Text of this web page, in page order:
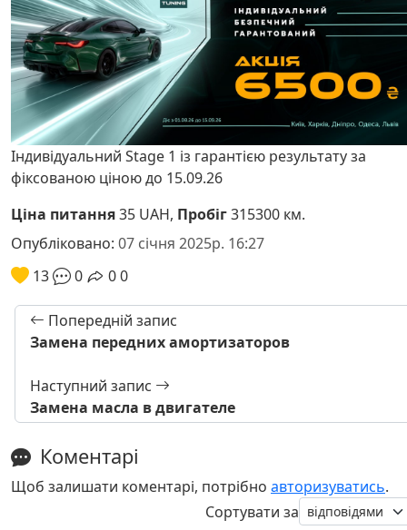
Індивідуальний Stage 1 із гарантією результату за
фіксованою ціною до 15.09.26
Ціна питання35 UAH, Пробіг315300 км.
Опубліковано: 07 січня 2025р. 16:27
13
0 00
Попередній запис
Замена передних амортизаторов
Наступний запис
Замена масла в двигателе
Коментарі
Щоб залишати коментарі, потрібно авторизуватись.
Сортувати за